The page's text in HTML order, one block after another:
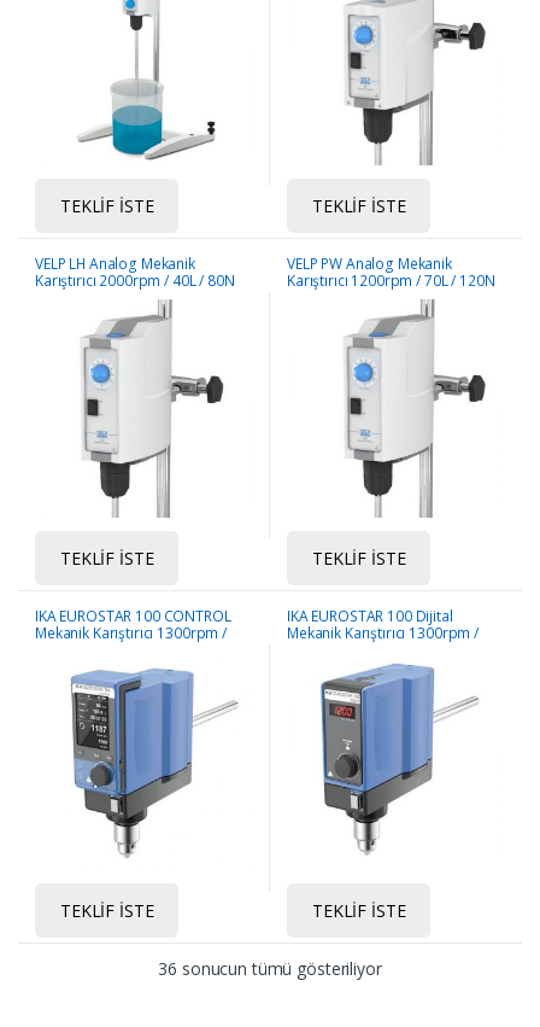
TEKLIF İSTE TEKLIF İSTE
VELP LH Analog Mekanik
Karıştırıcı 2000rpm / 40L / 80N
TEKLIF İSTE
VELP PW Analog Mekanik
Karıştırıcı 1200rpm / 70L / 120N
TEKLIF İSTE
IKA EUROSTAR 100 CONTROL
Mekanik Karıştırıcı 1300rpm /
TEKLIF İSTE
IKA EUROSTAR 100 Dijital
Mekanik Karıştırıcı 1300rpm /
TEKLIF İSTE
36 sonucun tümü gösteriliyor